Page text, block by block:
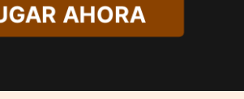
AHORA